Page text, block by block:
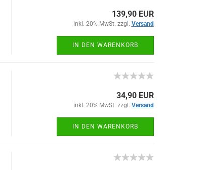
139,90 EUR
inkl. 20% MwSt. zzgl. Versand
IN DEN WARENKORB
34,90 EUR
inkl. 20% MwSt. zzgl. Versand
IN DEN WARENKORB